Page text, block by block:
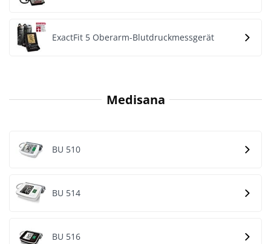
ExactFit 5 Oberarm-Blutdruckmessgerät
Medisana
BU 510
BU 514
BU 516